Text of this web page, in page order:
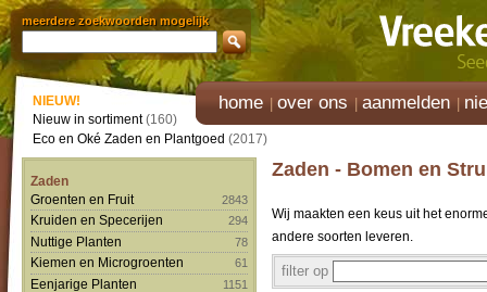
meerdere zoekwoorden mogelijk
home over ons aanmelden
NIEUW!
Nieuw in sortiment(160)
Eco en Oké Zaden en Plantgoed (2017)
Zaden
Groenten en Fruit
2843
Kruiden en Specerijen 294
Nuttige Planten 78
Kiemen en Microgroenten 61
Eenjarige Planten 1151
Zaden - Bomen en
Wij maakten een keus uit het
andere soorten leveren.
filter op